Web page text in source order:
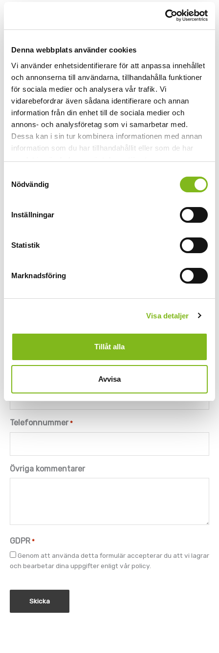
Denna webbplats använder cookies
Vi använder enhetsidentifierare för att anpassa innehållet
och annonserna till användarna, tillhandahålla funktioner
för sociala medier och analysera vår trafik. Vi
vidarebefordrar även sådana identifierare och annan
information från din enhet till de sociala medier och
annons- och analysföretag som vi samarbetar med.
Dessa kan i sin tur kombinera informationen med annan
information som du har tillhandahållit eller som de har
samlat in när du har använt deras tjänster.
Nödvändig
Inställningar
Statistik
Marknadsföring
Visa detaljer
Tillåt alla
Avvisa
Online-abonnemang via länk
Hur många personer skulle du vilja få offert för?
Hur många e-kurser uppskattningsvis? *
Kontaktuppgifter:
Namn *
Telefonnummer *
Övriga kommentarer
GDPR *
Genom att använda detta formulär accepterar du att vi lagrar
och bearbetar dina uppgifter enligt vår policy.